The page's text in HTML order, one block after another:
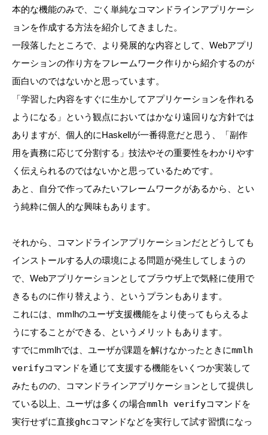
本的な機能のみで、ごく単純なコマンドラインアプリケーシ
ョンを作成する方法を紹介してきました。
一段落したところで、より発展的な内容として、Webアプリ
ケーションの作り方をフレームワーク作りから紹介するのが
面白いのではないかと思っています。
「学習した内容をすぐに生かしてアプリケーションを作れる
ようになる」という観点においてはかなり遠回りな方針では
ありますが、個人的にHaskellが一番得意だと思う、「副作
用を責務に応じて分割する」技法やその重要性をわかりやす
く伝えられるのではないかと思っているためです。
あと、自分で作ってみたいフレームワークがあるから、とい
う純粋に個人的な興味もあります。
それから、コマンドラインアプリケーションだとどうしても
インストールする人の環境による問題が発生してしまうの
で、Webアプリケーションとしてブラウザ上で気軽に使用で
きるものに作り替えよう、というプランもあります。
これには、mmlhのユーザ支援機能をより使ってもらえるよ
うにすることができる、というメリットもあります。
すでにmmlhでは、ユーザが課題を解けなかったときにmmlh
verifyコマンドを通じて支援する機能をいくつか実装して
みたものの、コマンドラインアプリケーションとして提供し
ている以上、ユーザは多くの場合mmlh verifyコマンドを
実行せずに直接ghcコマンドなどを実行して試す習慣になっ